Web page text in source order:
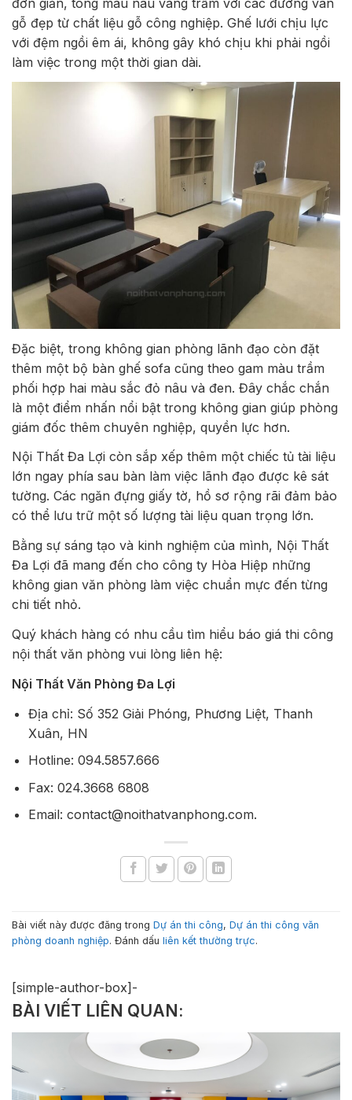
gỗ đẹp từ chất liệu gỗ công nghiệp. Ghế lưới chịu lực
với đệm ngồi êm ái, không gây khó chịu khi phải ngồi
làm việc trong một thời gian dài.
Đặc biệt, trong không gian phòng lãnh đạo còn đặt
thêm một bộ bàn ghế sofa cũng theo gam màu trầm
phối hợp hai màu sắc đỏ nâu và đen. Đây chắc chắn
là một điểm nhấn nổi bật trong không gian giúp phòng
giám đốc thêm chuyên nghiệp, quyền lực hơn.
Nội Thất Đa Lợi còn sắp xếp thêm một chiếc tủ tài liệu
lớn ngay phía sau bàn làm việc lãnh đạo được kê sát
tường. Các ngăn đựng giấy tờ, hồ sơ rộng rãi đảm bảo
có thể lưu trữ một số lượng tài liệu quan trọng lớn.
Bằng sự sáng tạo và kinh nghiệm của mình, Nội Thất
Đa Lợi đã mang đến cho công ty Hòa Hiệp những
không gian văn phòng làm việc chuẩn mực đến từng
chi tiết nhỏ.
Quý khách hàng có nhu cầu tìm hiểu báo giá thi công
nội thất văn phòng vui lòng liên hệ:
Nội Thất Văn Phòng Đa Lợi
Địa chỉ: Số 352 Giải Phóng, Phương Liệt, Thanh
Xuân, HN
Hotline: 094.5857.666
Fax: 024.3668 6808
Email: contact@noithatvanphong.com.
Bài viết này được đăng trong Dự án thi công, Dự án thi công văn
phòng doanh nghiệp. Đánh dấu liên kết thường trực.
[simple-author-box]-
BÀI VIẾT LIÊN QUAN: